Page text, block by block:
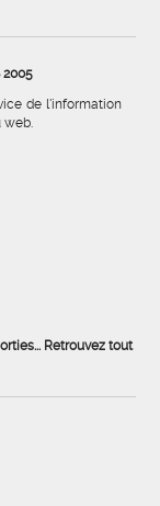
2005
de l'information
Retrouvez tout